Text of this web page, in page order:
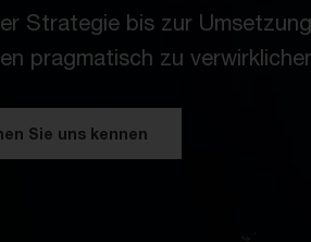
Strategie bis zur
pragmatisch zu
Sie uns kennen